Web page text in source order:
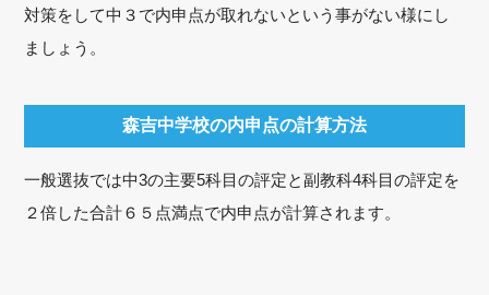
対策をして中３で内申点が取れないという事がない様にし
ましょう。
森吉中学校の内申点の計算方法
一般選抜では中3の主要5科目の評定と副教科4科目の評定を
２倍した合計６５点満点で内申点が計算されます。